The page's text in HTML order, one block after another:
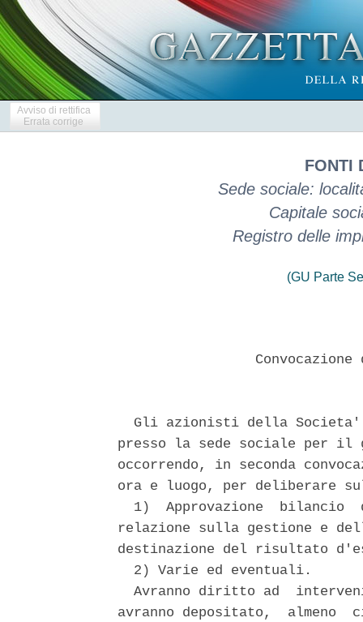
Avviso di rettifica
Errata corrige
FONTI
Sede sociale:
Capitale
Registro delle
(GU Parte
Gli azionisti della
presso la sede sociale per il
occorrendo, in seconda
ora e luogo, per deliberare
1)  Approvazione  bilancio
relazione sulla gestione e
destinazione del risultato
  2) Varie ed eventuali.
Avranno diritto ad
avranno depositato,  almeno